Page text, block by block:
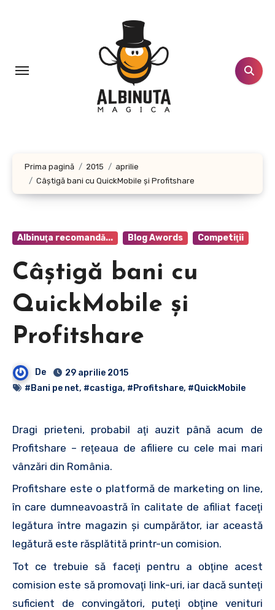
Prima pagină 2015
aprilie
Câştigă bani cu QuickMobile şi Profitshare
Albinuţa recomandă... Blog Awords Competiţii
Câştigă bani cu
QuickMobile şi
Profitshare
De
29 aprilie 2015
#Bani pe net, #castiga, #Profitshare, #QuickMobile
Dragi prieteni, probabil aţi auzit până acum de
Profitshare – reţeaua de afiliere cu cele mai mari
vânzări din România.
Profitshare este o platformă de marketing on line,
în care dumneavoastră în calitate de afiliat faceţi
legătura între magazin şi cumpărător, iar această
legătură este răsplătită printr-un comision.
Tot ce trebuie să faceţi pentru a obţine acest
comision este să promovaţi link-uri, iar dacă sunteţi
suficient de convingători, puteţi obţine venituri